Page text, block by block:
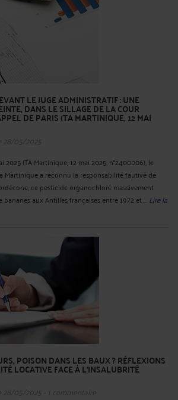
LE JUGE ADMINISTRATIF : UNE
DANS LE SILLAGE DE LA COUR
DE PARIS (TA MARTINIQUE, 12 MAI
05/2025
2025 (TA Martinique, 12 mai 2025, n°2400006), le
a reconnu la responsabilité fautive de
ce pesticide organochloré massivement
aux Antilles françaises entre 1972 et ... Lire la
POISON DANS LES BAUX ? RÉFLEXIONS
LOCATIVE FACE À L’INSALUBRITÉ
05/2025 - 1 commentaire